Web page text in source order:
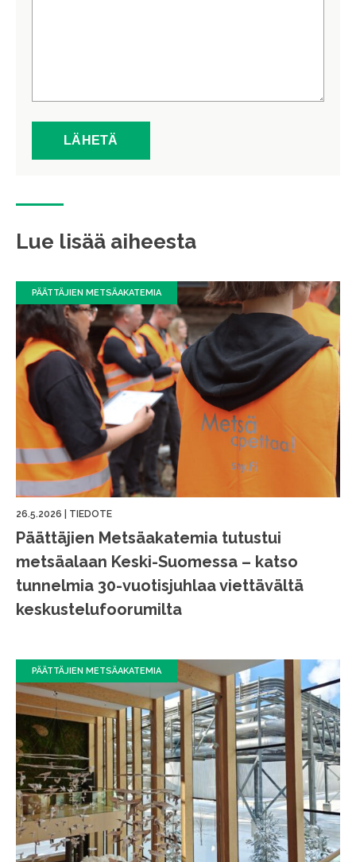
Lue lisää aiheesta
PÄÄTTÄJIEN METSÄAKATEMIA
26.5.2026 TIEDOTE
Päättäjien Metsäakatemia tutustui
metsäalaan Keski-Suomessa – katso
tunnelmia 30-vuotisjuhlaa viettävältä
keskustelufoorumilta
PÄÄTTÄJIEN METSÄAKATEMIA